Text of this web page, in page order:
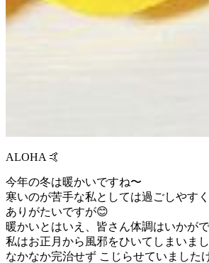
ALOHA 🤙
今年の冬は暖かいですね〜
寒いのが苦手な私としては過ごしやす
ありがたいですが😊
暖かいとはいえ、皆さん体調はいかが
私はお正月から風邪をひいてしまいま
なかなか完治せず こじらせていました